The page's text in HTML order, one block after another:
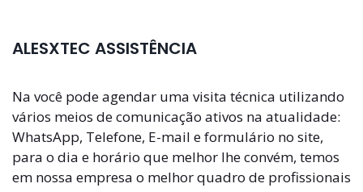
ALESXTEC ASSISTÊNCIA
Na você pode agendar uma visita técnica utilizando
vários meios de comunicação ativos na atualidade:
WhatsApp, Telefone, E-mail e formulário no site,
para o dia e horário que melhor lhe convém, temos
em nossa empresa o melhor quadro de profissionais